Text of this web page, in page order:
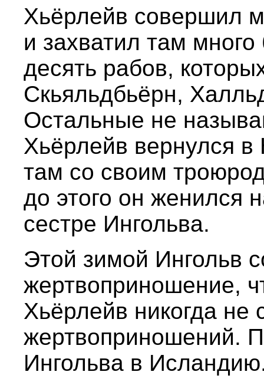
Хьёрлейв совершил
и захватил там
десять рабов,
Скьяльдбьёрн,
Остальные не
Хьёрлейв вернулся в
там со своим
до этого он женился
сестре Ингольва.
Этой зимой Ингольв
жертвоприношение,
Хьёрлейв никогда не
жертвоприношений.
Ингольва в